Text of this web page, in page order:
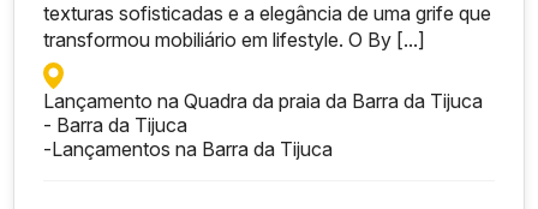
texturas sofisticadas e a elegância de uma grife que
transformou mobiliário em lifestyle. O By [...]
Lançamento na Quadra da praia da Barra da Tijuca
- Barra da Tijuca
-Lançamentos na Barra da Tijuca